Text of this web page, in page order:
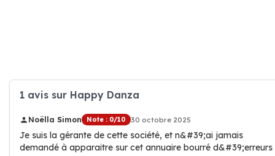
1 avis sur Happy Danza
Noëlla Simon Note : 0/10 30 octobre 2025
Je suis la gérante de cette société, et n&#39;ai jamais
demandé à apparaitre sur cet annuaire bourré d&#39;erreurs